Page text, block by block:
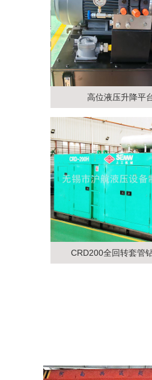
高位液压升降平
CRD200全回转套管